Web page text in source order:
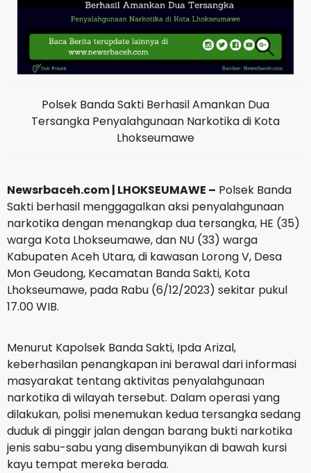
Polsek Banda Sakti Berhasil Amankan Dua
Tersangka Penyalahgunaan Narkotika di Kota
Lhokseumawe
Newsrbaceh.com | LHOKSEUMAWE – Polsek Banda
Sakti berhasil menggagalkan aksi penyalahgunaan
narkotika dengan menangkap dua tersangka, HE (35)
warga Kota Lhokseumawe, dan NU (33) warga
Kabupaten Aceh Utara, di kawasan Lorong V, Desa
Mon Geudong, Kecamatan Banda Sakti, Kota
Lhokseumawe, pada Rabu (6/12/2023) sekitar pukul
17.00 WIB.
Menurut Kapolsek Banda Sakti, Ipda Arizal,
keberhasilan penangkapan ini berawal dari informasi
masyarakat tentang aktivitas penyalahgunaan
narkotika di wilayah tersebut. Dalam operasi yang
dilakukan, polisi menemukan kedua tersangka sedang
duduk di pinggir jalan dengan barang bukti narkotika
jenis sabu-sabu yang disembunyikan di bawah kursi
kayu tempat mereka berada.